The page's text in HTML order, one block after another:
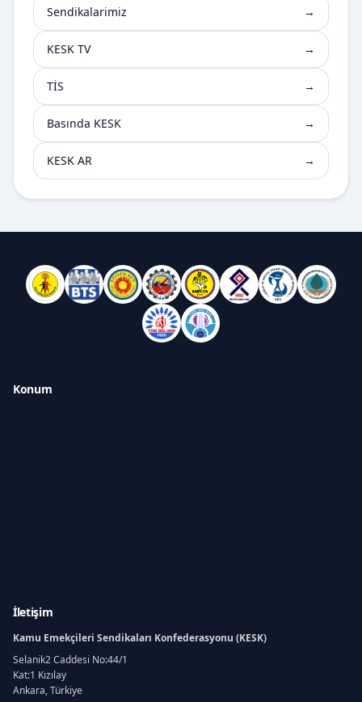
Sendikalarimiz →
KESK TV →
TİS →
Basında KESK →
KESK AR →
Konum
İletişim
Kamu Emekçileri Sendikaları Konfederasyonu (KESK)
Selanik2 Caddesi No:44/1
Kat:1 Kızılay
Ankara, Türkiye